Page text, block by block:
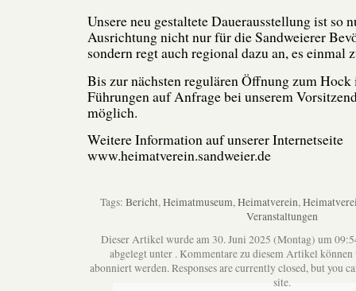
Unsere neu gestaltete Dauerausstellung ist so
Ausrichtung nicht nur für die Sandweierer
sondern regt auch regional dazu an, es einmal
Bis zur nächsten regulären Öffnung zum
Führungen auf Anfrage bei unserem
möglich.
Weitere Information auf unserer Internetseite
www.heimatverein.sandweier.de
Tags: Bericht,Heimatmuseum,Heimatverein,
Veranstaltungen
Dieser Artikel wurde am 30. Juni 2025 (Montag) um
abgelegt unter . Kommentare zu diesem Artikel
abonniert werden. Responses are currently closed, but you
site.